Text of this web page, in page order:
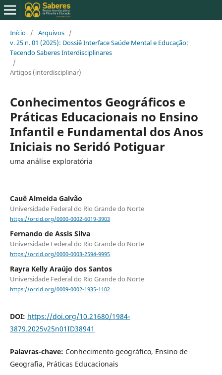
Início / Arquivos /
v. 25 n. 01 (2025): Dossiê Interface Saúde Mental e Educação:
Tecendo Saberes Interdisciplinares
/
Artigos (interdisciplinar)
Conhecimentos Geográficos e
Práticas Educacionais no Ensino
Infantil e Fundamental dos Anos
Iniciais no Seridó Potiguar
uma análise exploratória
Cauê Almeida Galvão
Universidade Federal do Rio Grande do Norte
https://orcid.org/0000-0002-6019-3903
Fernando de Assis Silva
Universidade Federal do Rio Grande do Norte
https://orcid.org/0000-0003-2594-9995
Rayra Kelly Araújo dos Santos
Universidade Federal do Rio Grande do Norte
https://orcid.org/0009-0002-1935-1102
DOI: https://doi.org/10.21680/1984-
3879.2025v25n01ID38941
Palavras-chave: Conhecimento geográfico, Ensino de
Geografia, Práticas Educacionais